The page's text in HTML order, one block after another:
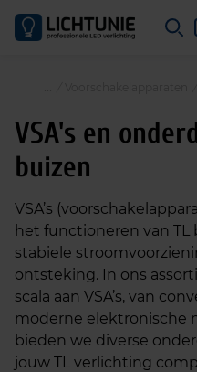
VSA's en
buizen
VSA’s
het functioneren van TL
stabiele
ontsteking. In ons
scala aan VSA’s, van
moderne elektronische
bieden we diverse
jouw TL verlichting